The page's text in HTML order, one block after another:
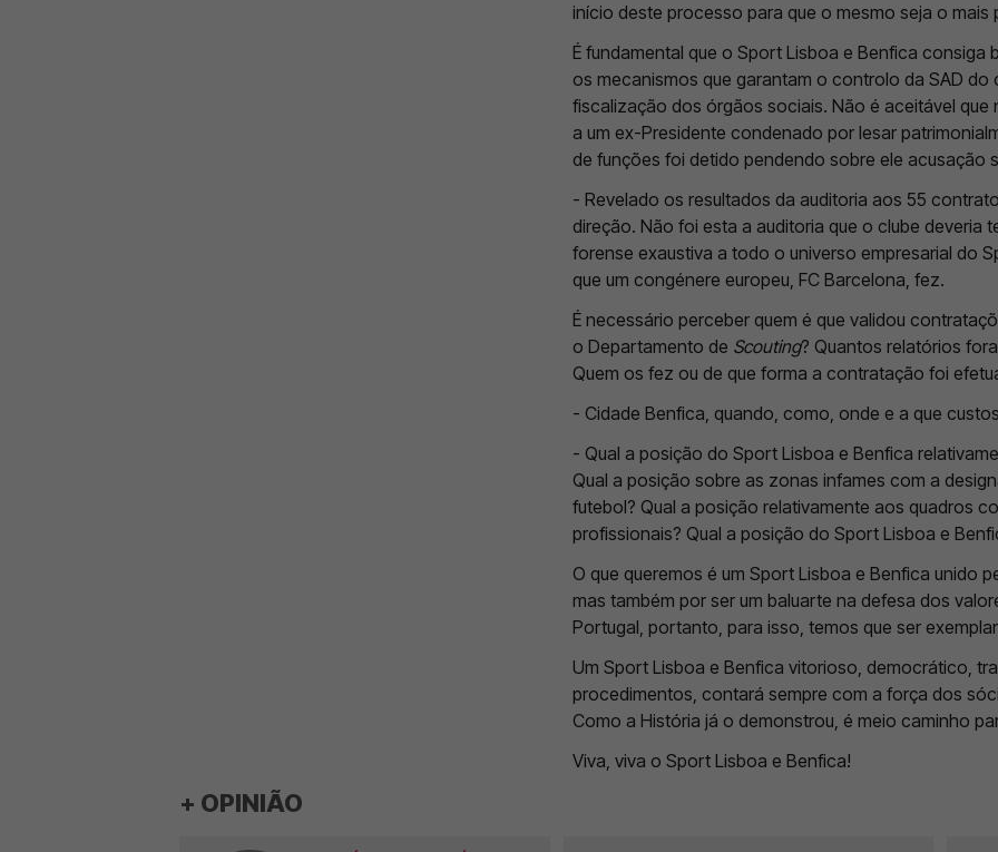
início deste processo para que o mesmo seja o mais
É fundamental que o Sport Lisboa e Benfica
os mecanismos que garantam o controlo da SAD do
fiscalização dos órgãos sociais. Não é aceitável
a um ex-Presidente condenado por lesar
de funções foi detido pendendo sobre ele acusação
- Revelado os resultados da auditoria aos 55
direção. Não foi esta a auditoria que o clube deveria
forense exaustiva a todo o universo empresarial do
que um congénere europeu, FC Barcelona, fez.
É necessário perceber quem é que validou
o Departamento de Scouting? Quantos relatórios
Quem os fez ou de que forma a contratação foi
- Cidade Benfica, quando, como, onde e a que
- Qual a posição do Sport Lisboa e Benfica
Qual a posição sobre as zonas infames com a
futebol? Qual a posição relativamente aos quadros
profissionais? Qual a posição do Sport Lisboa e
O que queremos é um Sport Lisboa e Benfica unido
mas também por ser um baluarte na defesa dos
Portugal, portanto, para isso, temos que ser
Um Sport Lisboa e Benfica vitorioso, democrático,
procedimentos, contará sempre com a força dos
Como a História já o demonstrou, é meio caminho
Viva, viva o Sport Lisboa e Benfica!
+ OPINIÃO